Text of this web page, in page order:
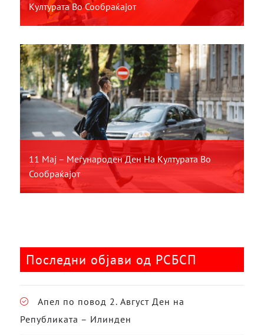
Културата Во Сообраќајот
11 Мај – Меѓународен Ден На Културата Во
Сообраќајот
Последни објави од РСБСП
Апел по повод 2. Август Ден на
Републиката – Илинден